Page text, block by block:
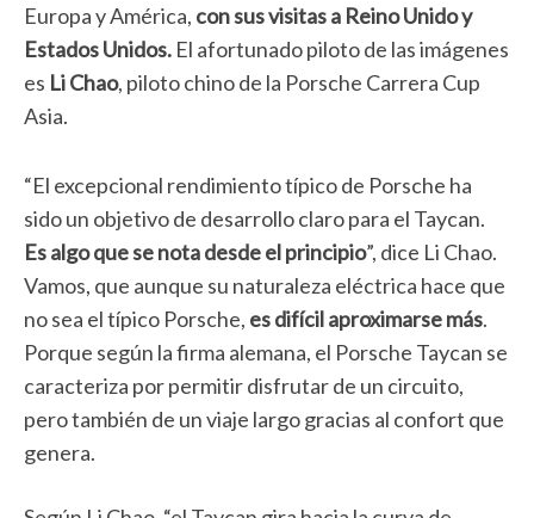
Europa y América, con sus visitas a Reino Unido y
Estados Unidos. El afortunado piloto de las imágenes
es Li Chao, piloto chino de la Porsche Carrera Cup
Asia.
“El excepcional rendimiento típico de Porsche ha
sido un objetivo de desarrollo claro para el Taycan.
Es algo que se nota desde el principio”, dice Li Chao.
Vamos, que aunque su naturaleza eléctrica hace que
no sea el típico Porsche, es difícil aproximarse más.
Porque según la firma alemana, el Porsche Taycan se
caracteriza por permitir disfrutar de un circuito,
pero también de un viaje largo gracias al confort que
genera.